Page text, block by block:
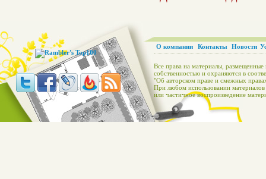
О компании Контакты Новости
Все права на материалы, размещенные
собственностью и охраняются в
"Об авторском праве и смежных
При любом использовании
или частичное воспроизведение